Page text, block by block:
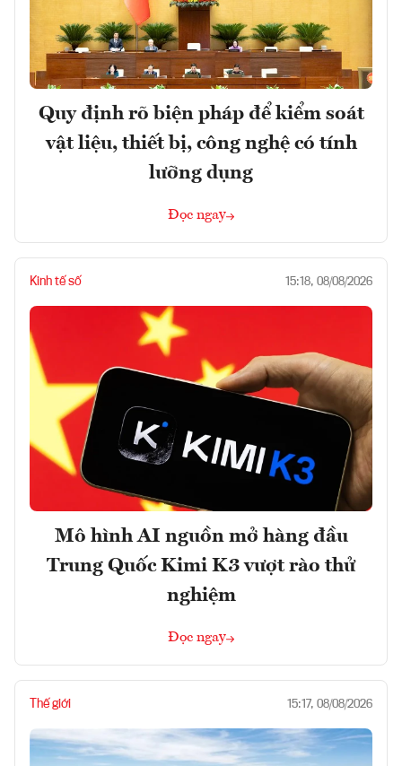
Quy định rõ biện pháp để kiểm soát
vật liệu, thiết bị, công nghệ có tính
lưỡng dụng
Đọc ngay
Kinh tế số 15:18, 08/08/2026
Mô hình AI nguồn mở hàng đầu
Trung Quốc Kimi K3 vượt rào thử
nghiệm
Đọc ngay
Thế giới 15:17, 08/08/2026